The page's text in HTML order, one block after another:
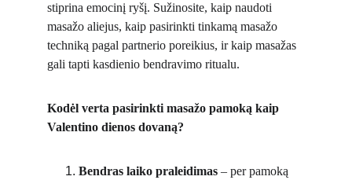
stiprina emocinį ryšį. Sužinosite, kaip naudoti
masažo aliejus, kaip pasirinkti tinkamą masažo
techniką pagal partnerio poreikius, ir kaip masažas
gali tapti kasdienio bendravimo ritualu.
Kodėl verta pasirinkti masažo pamoką kaip
Valentino dienos dovaną?
Bendras laiko praleidimas – per pamoką